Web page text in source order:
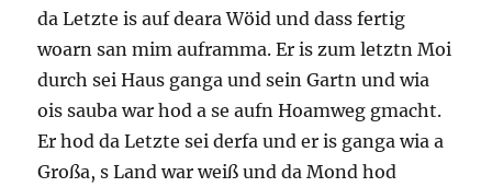
da Letzte is auf deara Wöid und dass fertig
woarn san mim auframma. Er is zum letztn Moi
durch sei Haus ganga und sein Gartn und wia
ois sauba war hod a se aufn Hoamweg gmacht.
Er hod da Letzte sei derfa und er is ganga wia a
Großa, s Land war weiß und da Mond hod